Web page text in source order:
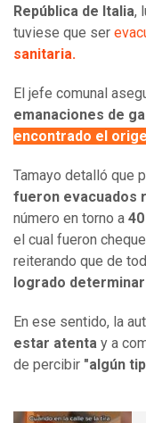
República de Italia,
tuviese que ser
sanitaria.
El jefe comunal
emanaciones de
encontrado el
Tamayo detalló que
fueron evacuados
número en torno a
el cual fueron
reiterando que de
logrado
En ese sentido, la
estar atenta y a
de percibir "algún